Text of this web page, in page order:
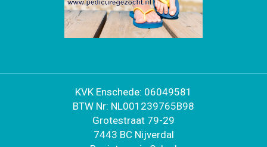
KVK Enschede: 06049581
BTW Nr: NL001239765B98
Grotestraat 79-29
7443 BC Nijverdal